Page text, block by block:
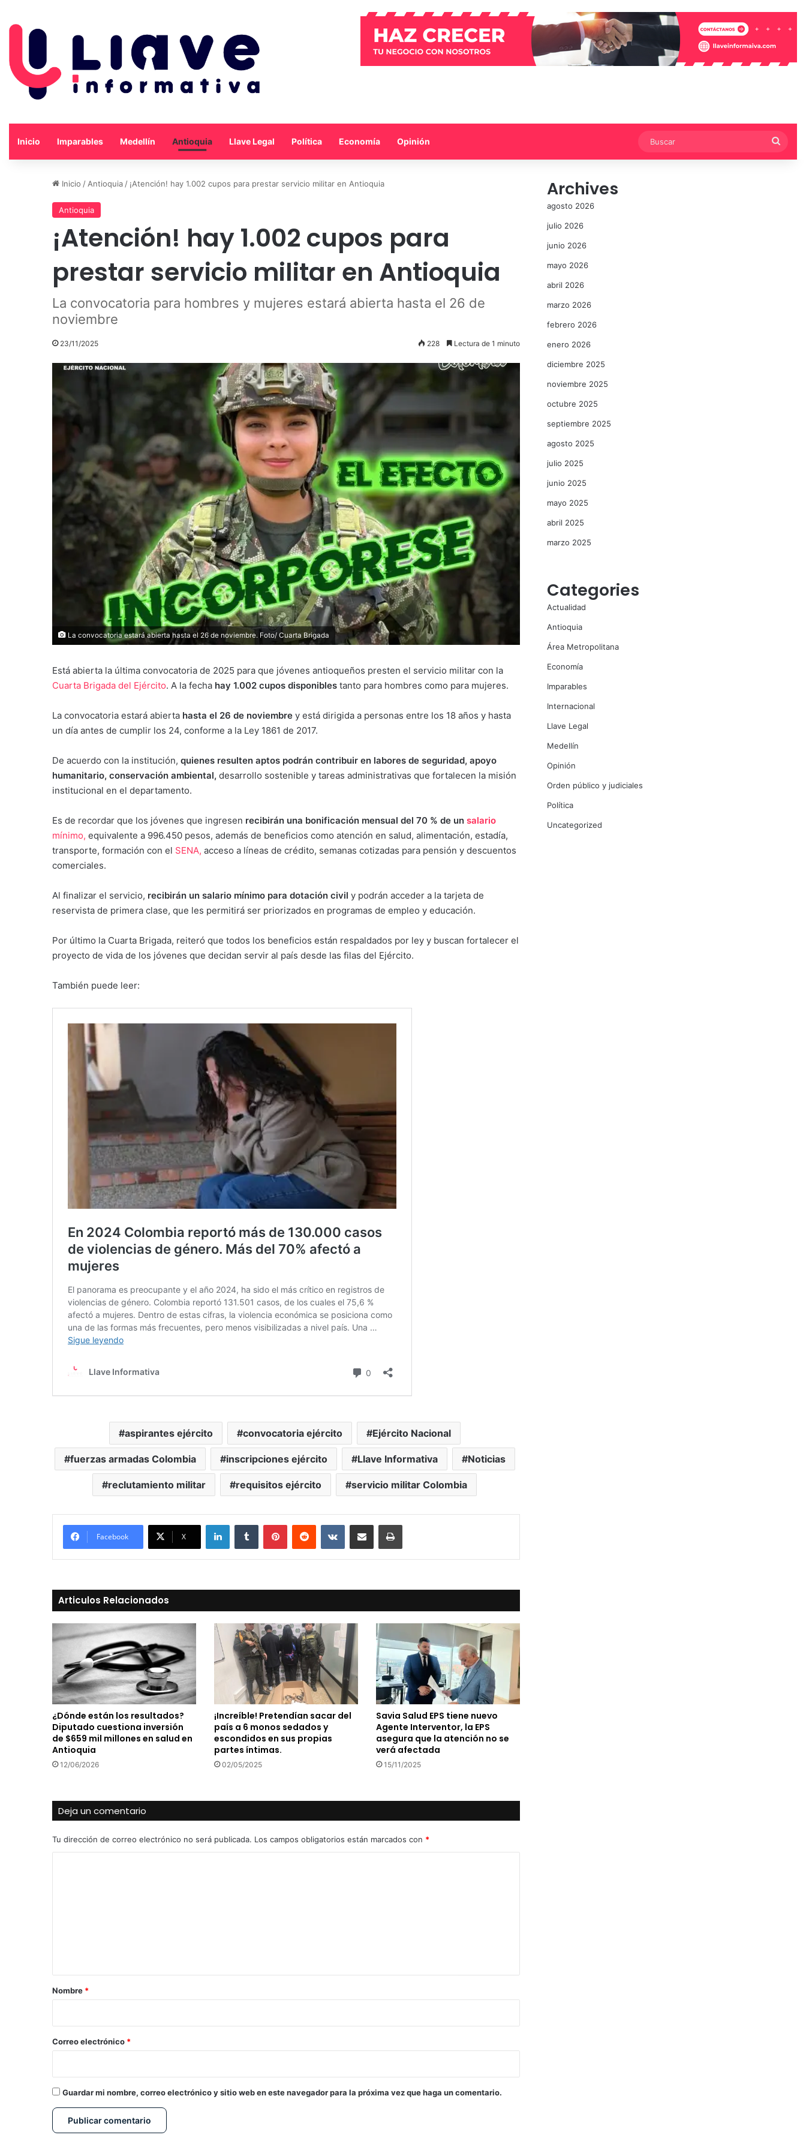
Inicio Imparables Medellín Antioquia Llave Legal Política Economía Opinión
Inicio / Antioquia / ¡Atención! hay 1.002 cupos para prestar servicio militar en Antioquia
Antioquia
¡Atención! hay 1.002 cupos para
prestar servicio militar en Antioquia
La convocatoria para hombres y mujeres estará abierta hasta el 26 de
noviembre
23/11/2025 228 Lectura de 1 minuto
La convocatoria estará abierta hasta el 26 de noviembre. Foto/ Cuarta Brigada
Está abierta la última convocatoria de 2025 para que jóvenes antioqueños presten el servicio militar con la
Cuarta Brigada del Ejército. A la fecha hay 1.002 cupos disponibles tanto para hombres como para mujeres.
La convocatoria estará abierta hasta el 26 de noviembre y está dirigida a personas entre los 18 años y hasta
un día antes de cumplir los 24, conforme a la Ley 1861 de 2017.
De acuerdo con la institución, quienes resulten aptos podrán contribuir en labores de seguridad, apoyo
humanitario, conservación ambiental, desarrollo sostenible y tareas administrativas que fortalecen la misión
institucional en el departamento.
Es de recordar que los jóvenes que ingresen recibirán una bonificación mensual del 70 % de un salario
mínimo, equivalente a 996.450 pesos, además de beneficios como atención en salud, alimentación, estadía,
transporte, formación con el SENA, acceso a líneas de crédito, semanas cotizadas para pensión y descuentos
comerciales.
Al finalizar el servicio, recibirán un salario mínimo para dotación civil y podrán acceder a la tarjeta de
reservista de primera clase, que les permitirá ser priorizados en programas de empleo y educación.
Por último la Cuarta Brigada, reiteró que todos los beneficios están respaldados por ley y buscan fortalecer el
proyecto de vida de los jóvenes que decidan servir al país desde las filas del Ejército.
También puede leer:
aspirantes ejército convocatoria ejército Ejército Nacional
fuerzas armadas Colombia inscripciones ejército Llave Informativa Noticias
reclutamiento militar requisitos ejército servicio militar Colombia
Facebook X
LinkedInTumblr PinterestReddit VKontakte
Compartir vía Mail Print
Articulos Relacionados
¿Dónde están los resultados?
Diputado cuestiona inversión
de $659 mil millones en salud en
Antioquia
12/06/2026
¡Increíble! Pretendían sacar del
país a 6 monos sedados y
escondidos en sus propias
partes íntimas.
02/05/2025
Savia Salud EPS tiene nuevo
Agente Interventor, la EPS
asegura que la atención no se
verá afectada
15/11/2025
Deja un comentario
Tu dirección de correo electrónico no será publicada. Los campos obligatorios están marcados con *
r
*
Nombre *
Correo electrónico *
Guardar mi nombre, correo electrónico y sitio web en este navegador para la próxima vez que haga un comentario.
Archives
agosto 2026
julio 2026
junio 2026
mayo 2026
abril 2026
marzo 2026
febrero 2026
enero 2026
diciembre 2025
noviembre 2025
octubre 2025
septiembre 2025
agosto 2025
julio 2025
junio 2025
mayo 2025
abril 2025
marzo 2025
Categories
Actualidad
Antioquia
Área Metropolitana
Economía
Imparables
Internacional
Llave Legal
Medellín
Opinión
Orden público y judiciales
Política
Uncategorized